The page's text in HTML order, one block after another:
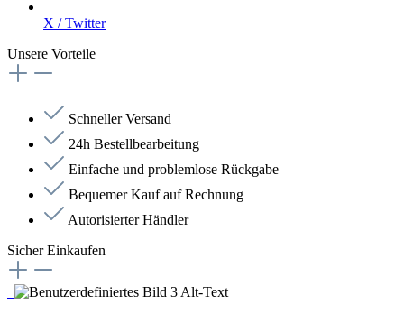
X / Twitter
Unsere Vorteile
Schneller Versand
24h Bestellbearbeitung
Einfache und problemlose Rückgabe
Bequemer Kauf auf Rechnung
Autorisierter Händler
Sicher Einkaufen